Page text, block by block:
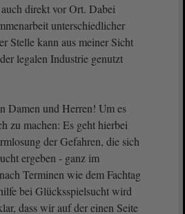
direkt vor Ort. Dabei
unterschiedlicher
Stelle kann aus meiner Sicht
legalen Industrie genutzt
Damen und Herren! Um es
zu machen: Es geht hierbei
der Gefahren, die sich
ergeben - ganz im
Terminen wie dem Fachtag
bei Glücksspielsucht wird
dass wir auf der einen Seite